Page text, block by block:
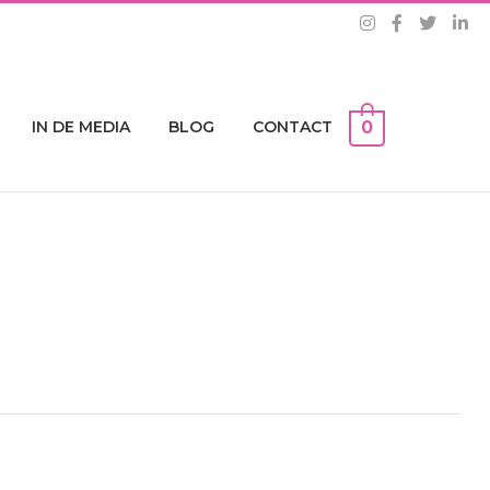
IN DE MEDIA BLOG CONTACT 0